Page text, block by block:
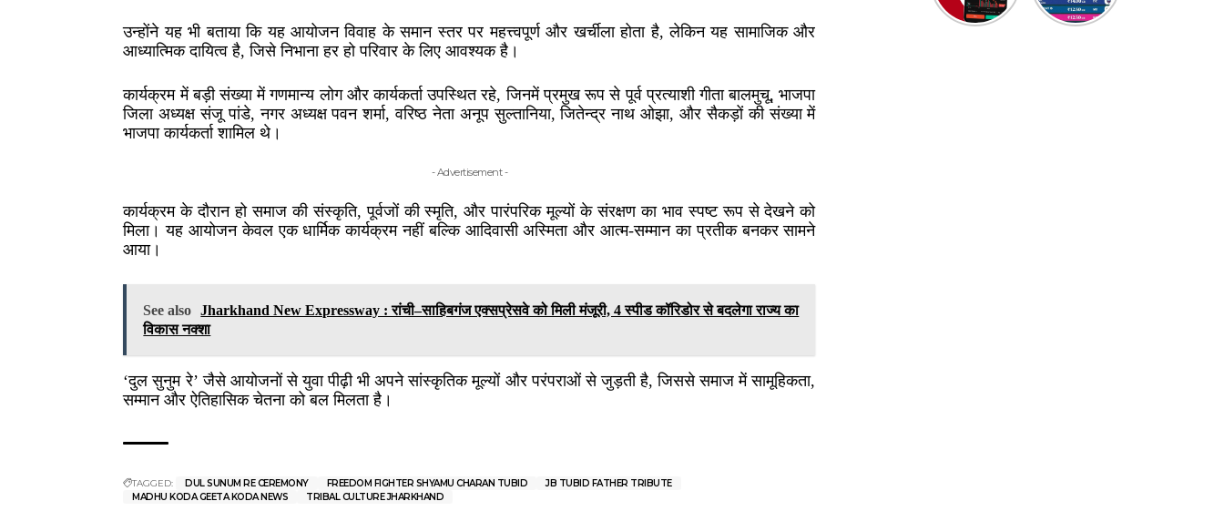
उन्होंने यह भी बताया कि यह आयोजन विवाह के समान स्तर पर महत्त्वपूर्ण और खर्चीला होता है, लेकिन यह सामाजिक और
आध्यात्मिक दायित्व है, जिसे निभाना हर हो परिवार के लिए आवश्यक है।
कार्यक्रम में बड़ी संख्या में गणमान्य लोग और कार्यकर्ता उपस्थित रहे, जिनमें प्रमुख रूप से पूर्व प्रत्याशी गीता बालमुचू, भाजपा
जिला अध्यक्ष संजू पांडे, नगर अध्यक्ष पवन शर्मा, वरिष्ठ नेता अनूप सुल्तानिया, जितेन्द्र नाथ ओझा, और सैकड़ों की संख्या में
भाजपा कार्यकर्ता शामिल थे।
- Advertisement -
कार्यक्रम के दौरान हो समाज की संस्कृति, पूर्वजों की स्मृति, और पारंपरिक मूल्यों के संरक्षण का भाव स्पष्ट रूप से देखने को
मिला। यह आयोजन केवल एक धार्मिक कार्यक्रम नहीं बल्कि आदिवासी अस्मिता और आत्म-सम्मान का प्रतीक बनकर सामने
आया।
See also
Jharkhand New Expressway : रांची–साहिबगंज एक्सप्रेसवे को मिली मंजूरी, 4 स्पीड कॉरिडोर से बदलेगा राज्य का
विकास नक्शा
‘दुल सुनुम रे’ जैसे आयोजनों से युवा पीढ़ी भी अपने सांस्कृतिक मूल्यों और परंपराओं से जुड़ती है, जिससे समाज में सामूहिकता,
सम्मान और ऐतिहासिक चेतना को बल मिलता है।
TAGGED: DUL SUNUM RE CEREMONY FREEDOM FIGHTER SHYAMU CHARAN TUBID
JB TUBID FATHER TRIBUTE
MADHU KODA GEETA KODA NEWS
TRIBAL CULTURE JHARKHAND